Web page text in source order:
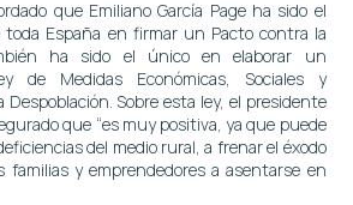
que Emiliano García Page ha sido el
toda España en firmar un Pacto contra la
ha sido el único en elaborar un
de Medidas Económicas, Sociales y
Sobre esta ley, el presidente
que “es muy positiva, ya que puede
del medio rural, a frenar el éxodo
familias y emprendedores a asentarse en